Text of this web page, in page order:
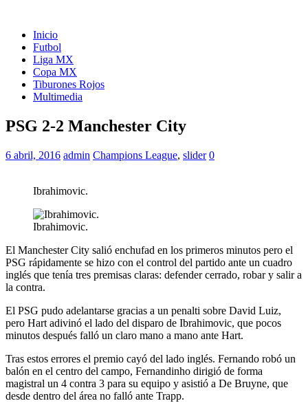
Inicio
Futbol
Liga MX
Copa MX
Tiburones Rojos
Multimedia
PSG 2-2 Manchester City
6 abril, 2016 admin Champions League, slider 0
Ibrahimovic.
Ibrahimovic.
El Manchester City salió enchufad en los primeros minutos pero el
PSG rápidamente se hizo con el control del partido ante un cuadro
inglés que tenía tres premisas claras: defender cerrado, robar y salir a
la contra.
El PSG pudo adelantarse gracias a un penalti sobre David Luiz,
pero Hart adivinó el lado del disparo de Ibrahimovic, que pocos
minutos después falló un claro mano a mano ante Hart.
Tras estos errores el premio cayó del lado inglés. Fernando robó un
balón en el centro del campo, Fernandinho dirigió de forma
magistral un 4 contra 3 para su equipo y asistió a De Bruyne, que
desde dentro del área no falló ante Trapp.